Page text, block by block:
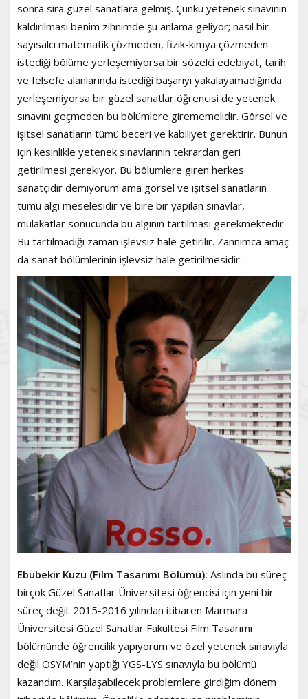
sonra sıra güzel sanatlara gelmiş. Çünkü yetenek sınavının
kaldırılması benim zihnimde şu anlama geliyor; nasıl bir
sayısalcı matematik çözmeden, fizik-kimya çözmeden
istediği bölüme yerleşemiyorsa bir sözelci edebiyat, tarih
ve felsefe alanlarında istediği başarıyı yakalayamadığında
yerleşemiyorsa bir güzel sanatlar öğrencisi de yetenek
sınavını geçmeden bu bölümlere girememelidir. Görsel ve
işitsel sanatların tümü beceri ve kabiliyet gerektirir. Bunun
için kesinlikle yetenek sınavlarının tekrardan geri
getirilmesi gerekiyor. Bu bölümlere giren herkes
sanatçıdır demiyorum ama görsel ve işitsel sanatların
tümü algı meselesidir ve bire bir yapılan sınavlar,
mülakatlar sonucunda bu algının tartılması gerekmektedir.
Bu tartılmadığı zaman işlevsiz hale getirilir. Zannımca amaç
da sanat bölümlerinin işlevsiz hale getirilmesidir.
Ebubekir Kuzu (Film Tasarımı Bölümü): Aslında bu süreç
birçok Güzel Sanatlar Üniversitesi öğrencisi için yeni bir
süreç değil. 2015-2016 yılından itibaren Marmara
Üniversitesi Güzel Sanatlar Fakültesi Film Tasarımı
bölümünde öğrencilik yapıyorum ve özel yetenek sınavıyla
değil ÖSYM’nin yaptığı YGS-LYS sınavıyla bu bölümü
kazandım. Karşılaşabilecek problemlere girdiğim dönem